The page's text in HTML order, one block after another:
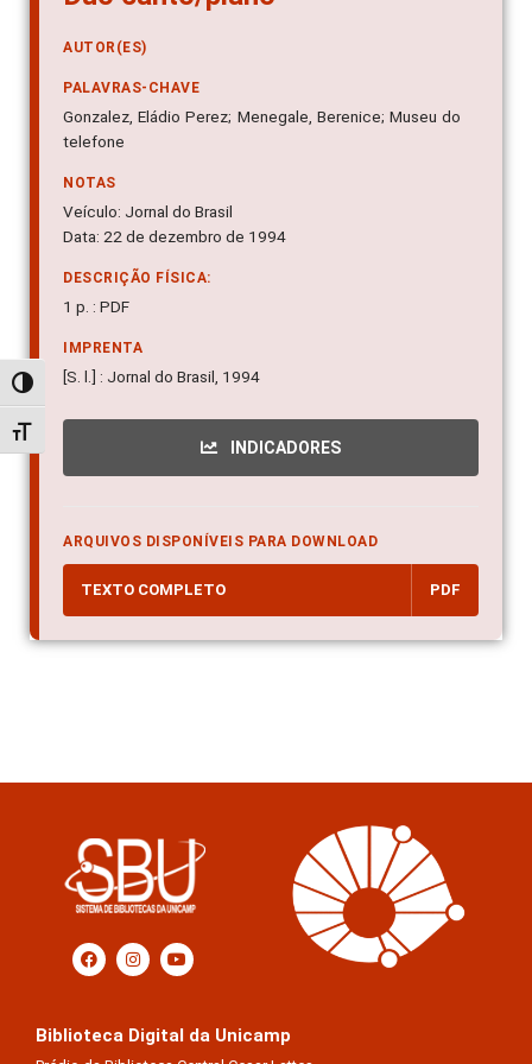
Alternar alto contraste
Alternar tamanho da fonte
AUTOR(ES)
PALAVRAS-CHAVE
Gonzalez, Eládio Perez; Menegale, Berenice; Museu do
telefone
NOTAS
Veículo: Jornal do Brasil
Data: 22 de dezembro de 1994
DESCRIÇÃO FÍSICA:
1 p. : PDF
IMPRENTA
[S. l.] : Jornal do Brasil, 1994
INDICADORES
ARQUIVOS DISPONÍVEIS PARA DOWNLOAD
TEXTO COMPLETO PDF
Biblioteca Digital da Unicamp